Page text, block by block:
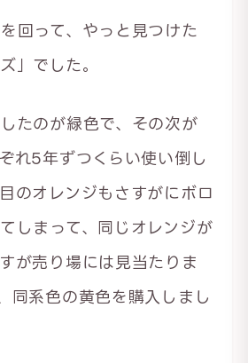
回って、やっと見つけた
」でした。
たのが緑色で、その次が
れ5年ずつくらい使い倒し
のオレンジもさすがにボロ
しまって、同じオレンジが
が売り場には見当たりま
同系色の黄色を購入しまし